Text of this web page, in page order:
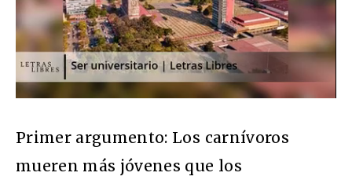
Primer argumento: Los carnívoros
mueren más jóvenes que los